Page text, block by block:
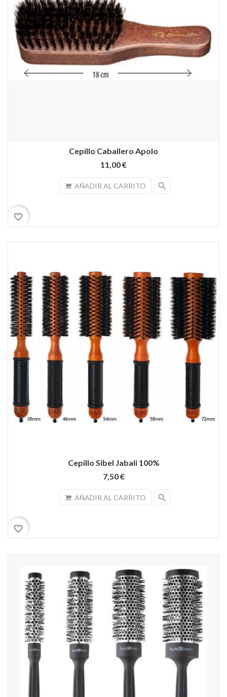
Cepillo Caballero Apolo
11,00 €
AÑADIR AL CARRITO search
favorite_border
Cepillo Sibel Jabali 100%
7,50 €
AÑADIR AL CARRITO search
favorite_border